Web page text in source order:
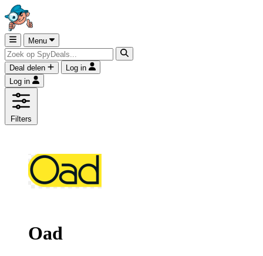
Menu
Deal delen
Log in
Log in
Filters
Oad